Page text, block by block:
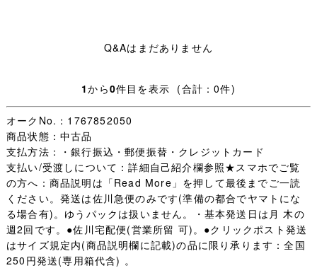
白ブレザー：SIZE SR 肩幅40cm 身幅48cm 着丈57cm 袖
冬服上：SIZE MR 肩幅40cm 身幅48cm 着丈43cm 袖丈
55cm
中間服上：SIZE MR 上部うすよごれ
夏服上：SIZE MR
セーター(紺)：SIZE M
Q&Aはまだありません
1から0件目を表示 (合計：0件)
オークNo.：1767852050
商品状態：中古品
支払方法：・銀行振込・郵便振替・クレジットカード
支払い/受渡しについて：詳細自己紹介欄参照★スマホでご覧
の方へ：商品説明は「Read More」を押して最後までご一読
ください。発送は佐川急便のみです(準備の都合でヤマトにな
る場合有)。ゆうパックは扱いません。・基本発送日は月 木の
週2回です。●佐川宅配便(営業所留 可)。●クリックポスト発送
はサイズ規定内(商品説明欄に記載)の品に限り承ります：全国
250円発送(専用箱代含) 。